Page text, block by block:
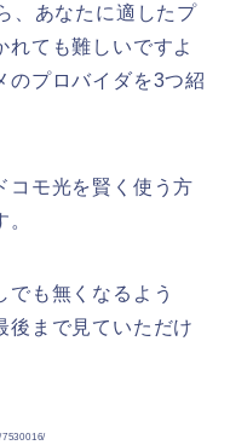
、あなたに適したプ
れても難しいですよ
のプロバイダを3つ紹
コモ光を賢く使う方
でも無くなるよう
後まで見ていただけ